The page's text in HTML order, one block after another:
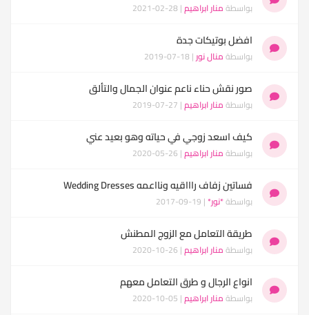
بواسطةمنار ابراهيم| 28-02-2021
افضل بوتيكات جدة
بواسطةمنال نور| 18-07-2019
صور نقش حناء ناعم عنوان الجمال والتألق
بواسطةمنار ابراهيم| 27-07-2019
كيف اسعد زوجي في حياته وهو بعيد عني
بواسطةمنار ابراهيم| 26-05-2020
فساتين زفاف راااقيه ونااعمه Wedding Dresses
بواسطة*نور*| 19-09-2017
طريقة التعامل مع الزوج المطنش
بواسطةمنار ابراهيم| 26-10-2020
انواع الرجال و طرق التعامل معهم
بواسطةمنار ابراهيم| 05-10-2020